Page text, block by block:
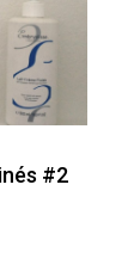
#2